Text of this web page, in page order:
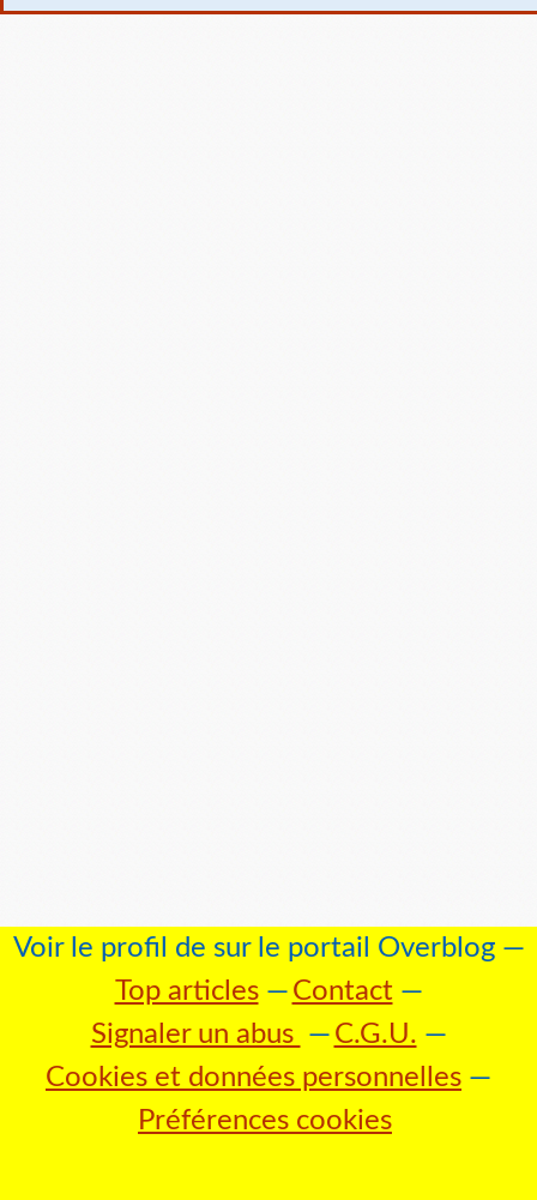
Voir le profil de sur le portail Overblog
Top articles
Contact
Signaler un abus
C.G.U.
Cookies et données personnelles
Préférences cookies